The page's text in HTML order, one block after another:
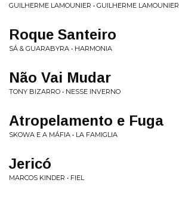
GUILHERME LAMOUNIER • GUILHERME LAMOUNIER
Roque Santeiro
SÁ & GUARABYRA • HARMONIA
Não Vai Mudar
TONY BIZARRO • NESSE INVERNO
Atropelamento e Fuga
SKOWA E A MÁFIA • LA FAMIGLIA
Jericó
MARCOS KINDER • FIEL